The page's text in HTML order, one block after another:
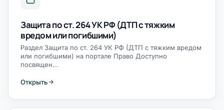
Защита по ст. 264 УК РФ (ДТП с тяжким
вредом или погибшими)
Раздел Защита по ст. 264 УК РФ (ДТП с тяжким вредом
или погибшими) на портале Право Доступно
посвящен…
Открыть